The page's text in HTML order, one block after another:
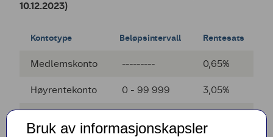
10.12.2023)
Kontotype Beløpsintervall Rentesats
Medlemskonto --------- 0,65%
Høyrentekonto 0 - 99 999 3,05%
Høyrentekonto
499 999
Bruk av informasjonskapsler